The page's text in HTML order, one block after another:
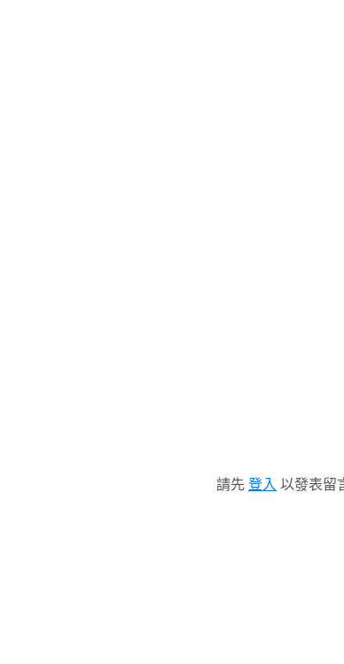
請先 登入 以發表留